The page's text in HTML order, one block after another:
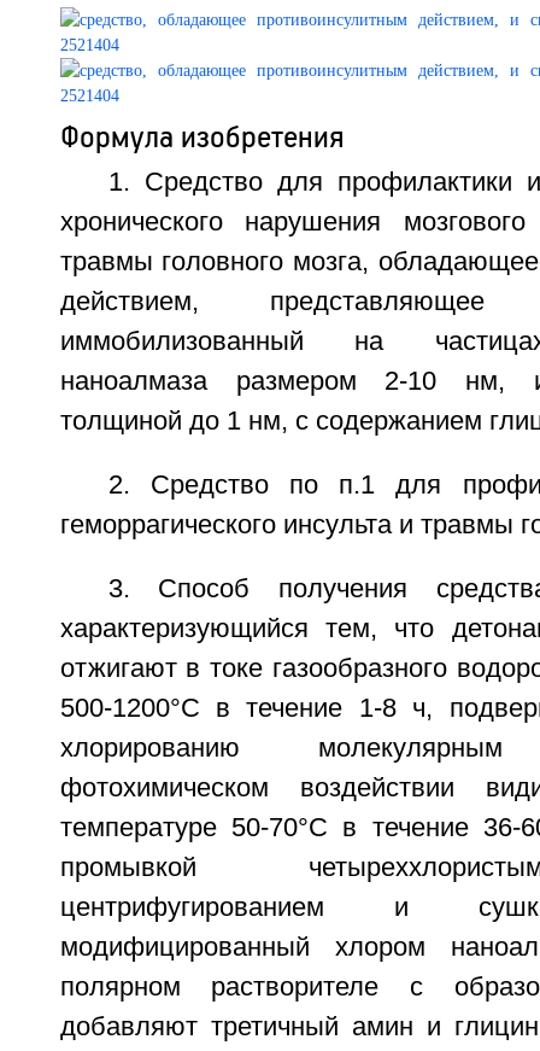
Формула изобретения
1. Средство для профилактики
хронического нарушения
травмы головного мозга,
действием,
иммобилизованный на
наноалмаза размером 2-10 нм,
толщиной до 1 нм, с содержанием
2. Средство по п.1 для
геморрагического инсульта и травмы
3. Способ получения
характеризующийся тем, что
отжигают в токе газообразного
500-1200°С в течение 1-8 ч,
хлорированию
фотохимическом воздействии
температуре 50-70°С в течение
промывкой
центрифугированием и
модифицированный хлором
полярном растворителе с
добавляют третичный амин и